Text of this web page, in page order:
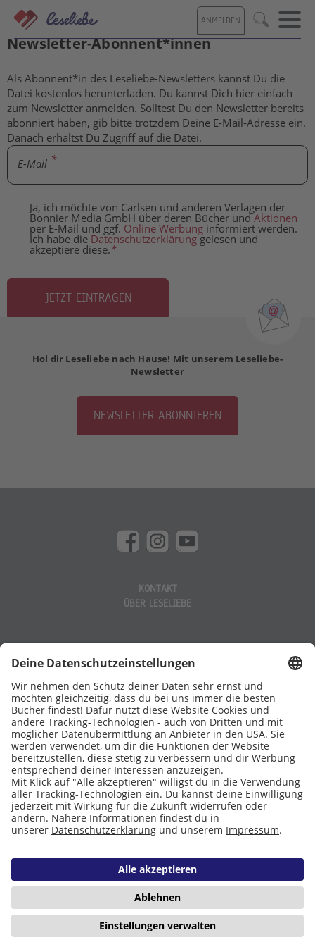
Direkt
zum
Inhalt
ANMELDEN Suche
Kostenlose Inhalte für Leseliebe-
Newsletter-Abonnent*innen
Als Abonnent*in des Leseliebe-Newsletters kannst Du die
Datei kostenlos herunterladen. Du kannst Dich hier einfach
zum Newsletter anmelden. Solltest Du den Newsletter bereits
abonniert haben, gib bitte trotzdem Deine E-Mail-Adresse ein.
Danach erhältst Du Zugriff auf die Datei.
E-Mail
Ja, ich möchte von Carlsen und anderen Verlagen der
Bonnier Media GmbH über deren Bücher undAktionen
per E-Mail und ggf. Online Werbung informiert werden.
Ich habe die Datenschutzerklärunggelesen und
akzeptiere diese.*
JETZT EINTRAGEN
Hol dir Leseliebe nach Hause! Mit unserem Leseliebe-
Newsletter
NEWSLETTER ABONNIEREN
KONTAKT
ÜBER LESELIEBE
UNTERSTÜTZT VON
Eltern
Stiftung Lesen
IMPRESSUM
COOKIES
Copyright © 2026 Leseliebe